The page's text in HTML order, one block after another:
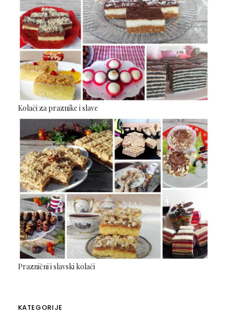
Kolači za praznike i slave
Praznični i slavski kolači
KATEGORIJE